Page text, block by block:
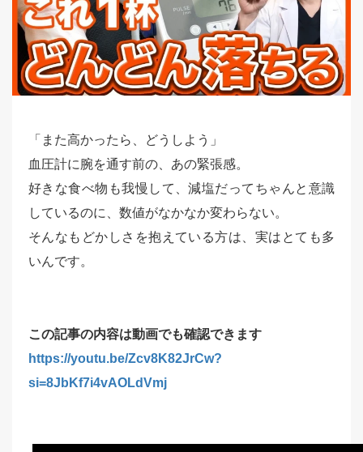
「また高かったら、どうしよう」
血圧計に腕を通す前の、あの緊張感。
好きな食べ物も我慢して、減塩だってちゃんと意識
しているのに、数値がなかなか変わらない。
そんなもどかしさを抱えている方は、実はとても多
いんです。
この記事の内容は動画でも確認できます
https://youtu.be/Zcv8K82JrCw?
si=8JbKf7i4vAOLdVmj